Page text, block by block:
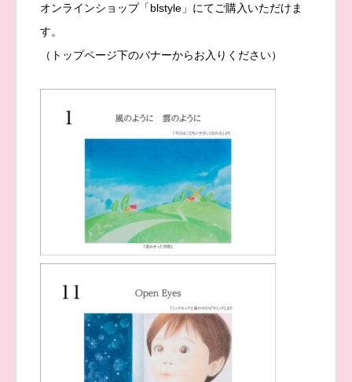
オンラインショップ「blstyle」にてご購入いただけま
す。
（トップページ下のバナーからお入りください）